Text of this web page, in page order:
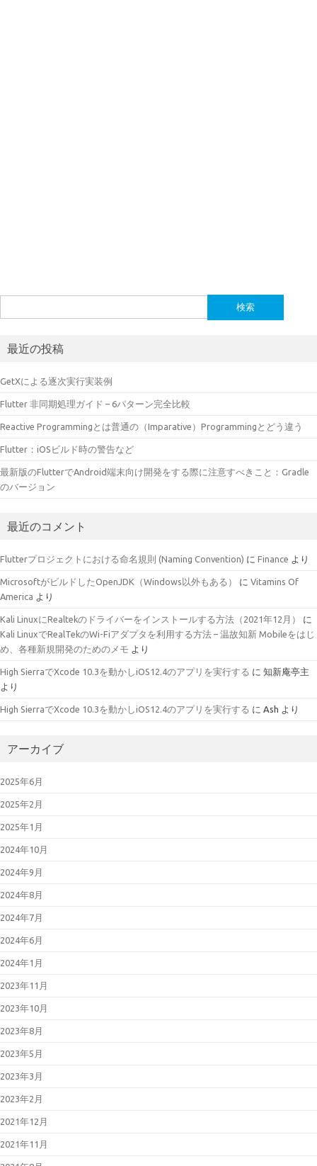
索:
最近の投稿
GetXによる逐次実行実装例
Flutter 非同期処理ガイド – 6パターン完全比較
Reactive Programmingとは普通の（Imparative）Programmingとどう違う
Flutter：iOSビルド時の警告など
最新版のFlutterでAndroid端末向け開発をする際に注意すべきこと：Gradle
のバージョン
最近のコメント
Flutterプロジェクトにおける命名規則 (Naming Convention) に Finance より
MicrosoftがビルドしたOpenJDK（Windows以外もある） に Vitamins Of
America より
Kali LinuxにRealtekのドライバーをインストールする方法（2021年12月）
に
Kali LinuxでRealTekのWi-Fiアダプタを利用する方法 – 温故知新 Mobileをはじ
め、各種新規開発のためのメモ より
High SierraでXcode 10.3を動かしiOS12.4のアプリを実行する に 知新庵亭主
より
High SierraでXcode 10.3を動かしiOS12.4のアプリを実行する に Ash より
アーカイブ
2025年6月
2025年2月
2025年1月
2024年10月
2024年9月
2024年8月
2024年7月
2024年6月
2024年1月
2023年11月
2023年10月
2023年8月
2023年5月
2023年3月
2023年2月
2021年12月
2021年11月